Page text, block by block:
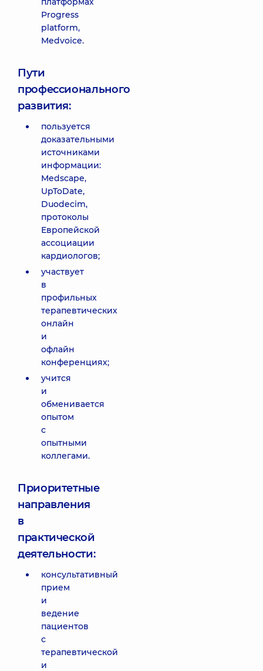
Progress
platform,
Medvoice.
Пути
профессионального
развития:
пользуется
доказательными
источниками
информации:
Medscape,
UpToDate,
Duodecim,
протоколы
Европейской
ассоциации
кардиологов;
участвует
в
профильных
терапевтических
онлайн
и
офлайн
конференциях;
учится
и
обменивается
опытом
с
опытными
коллегами.
Приоритетные
направления
в
практической
деятельности:
консультативный
прием
и
ведение
пациентов
с
терапевтической
и